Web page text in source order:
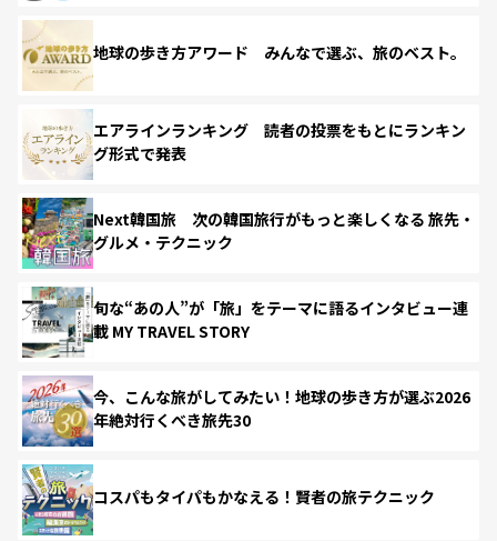
地球の歩き方アワード みんなで選ぶ、旅のベスト。
エアラインランキング 読者の投票をもとにランキン
グ形式で発表
Next韓国旅 次の韓国旅行がもっと楽しくなる 旅先・
グルメ・テクニック
旬な“あの人”が「旅」をテーマに語るインタビュー連
載 MY TRAVEL STORY
今、こんな旅がしてみたい！地球の歩き方が選ぶ2026
年絶対行くべき旅先30
コスパもタイパもかなえる！賢者の旅テクニック